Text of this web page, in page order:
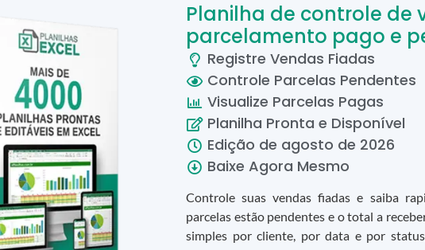
Planilha de controle de
parcelamento pago e
Registre Vendas Fiadas
Controle Parcelas Pendentes
Visualize Parcelas Pagas
Planilha Pronta e Disponível
Edição de agosto de 2026
Baixe Agora Mesmo
Controle suas vendas fiadas e saiba
parcelas estão pendentes e o total a
simples por cliente, por data e por